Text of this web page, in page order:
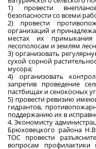
1) провести
безопасности со всеми
2) провести
организаций и
местах их примыкания
лесополосам и землям
3) организовать
сухой сорной
мусора;
4) организовать
запретив проведение
пастбищах и сенокосных
5) провести ревизию
гидрантов,
поддержанию их в
4. Экономисту
Брюховецкого района
ТОС провести
вопросам